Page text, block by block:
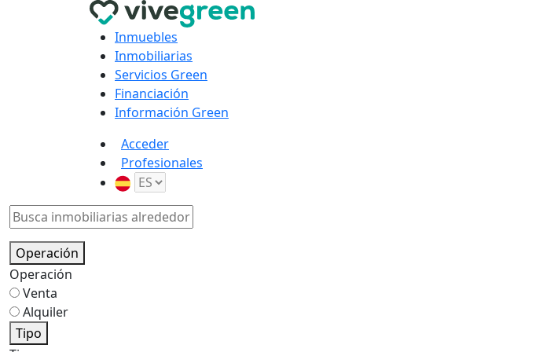
Inmuebles
Inmobiliarias
Servicios Green
Financiación
Información Green
Acceder
Profesionales
Operación
Operación
Venta
Alquiler
Tipo